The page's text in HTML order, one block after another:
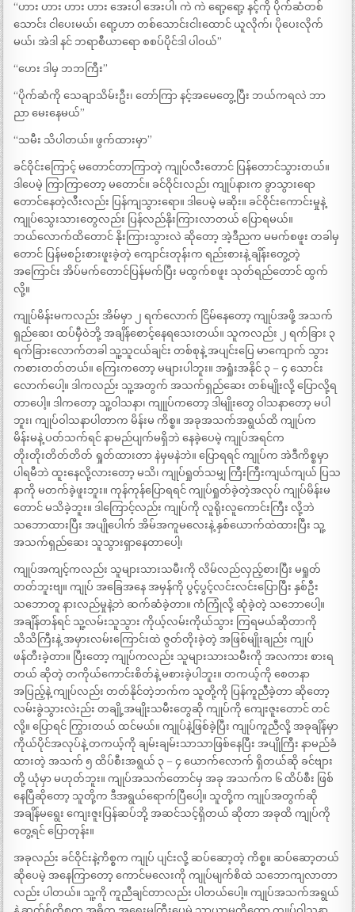
“ဟား ဟား ဟား ဟား အေးပါ အေးပါ၊ ကဲ ကဲ ရော့ရော့ နင့်ကို ပိုက်ဆံတစ်
သောင်း ငါပေးမယ်၊ ရော့ဟာ တစ်သောင်းငါးထောင် ယူလိုက်၊ ပိုပေးလိုက်
မယ်၊ အဲဒါ နင် ဘရာစီယာရော စစပ်ပိုင်ဒါ ပါဝယ်”
“ဟေး ဒါမှ ဘဘကြီး”
“ပိုက်ဆံကို သေချာသိမ်းဦး၊ တော်ကြာ နင့်အမေတွေ့ပြီး ဘယ်ကရလဲ ဘာ
ညာ မေးနေမယ်”
“သမီး သိပါတယ်။ ဖွက်ထားမှာ”
ခင်ဝိုင်းကြောင့် မတောင်တာကြာတဲ့ ကျုပ်လီးတောင် ပြန်တောင်သွားတယ်။
ဒါပေမဲ့ ကြာကြာတော့ မတောင်။ ခင်ဝိုင်းလည်း ကျုပ်နားက ခွာသွားရော
တောင်နေတဲ့လီးလည်း ပြန်ကျသွားရော။ ဒါပေမဲ့ မဆိုး။ ခင်ဝိုင်းကောင်းမှုနဲ့
ကျုပ်သွေးသားတွေလည်း ပြန်လည်နိုးကြားလာတယ် ပြောရမယ်။
ဘယ်လောက်ထိတောင် နိုးကြားသွားလဲ ဆိုတော့ အဲ့ဒီညက မမက်စဖူး တခါမှ
တောင် ပြန်မစဉ်းစားဖူးခဲ့တဲ့ ကျောင်းတုန်းက ရည်းစားနဲ့ ချိန်းတွေ့တဲ့
အကြောင်း အိပ်မက်တောင်ပြန်မက်ပြီး မထွက်စဖူး သုတ်ရည်တောင် ထွက်
လို့။
ကျုပ်မိန်းမကလည်း အိမ်မှာ ၂ ရက်လောက် ငြိမ်နေတော့ ကျုပ်အဖို့ အသက်
ရှည်ဆေး ထပ်မှီဝဲဘို့ အချိန်စောင့်နေရသေးတယ်။ သူကလည်း ၂ ရက်ခြား ၃
ရက်ခြားလောက်တခါ သူ့သူငယ်ချင်း တစ်စုနဲ့ အပျင်းပြေ မာကျောက် သွား
ကစားတတ်တယ်။ ကြေးကတော့ မများပါဘူး။ အရှုံးအနိုင် ၃ – ၄ သောင်း
လောက်ပေါ့။ ဒါကလည်း သူ့အတွက် အသက်ရှည်ဆေး တစ်မျိုးလို့ ပြောလို့ရ
တာပေါ့။ ဒါကတော့ သူ့ဝါသနာ၊ ကျုုပ်ကတော့ ဒါမျိုးတွေ ဝါသနာတော့ မပါ
ဘူး၊ ကျုပ်ဝါသနာပါတာက မိန်းမ ကိစ္စ။ အခုအသက်အရွယ်ထိ ကျုပ်က
မိန်းမနဲ့ ပတ်သက်ရင် နာမည်ပျက်မရှိဘဲ နေခဲ့ပေမဲ့ ကျုပ်အရင်က
တိုးတိုးတိတ်တိတ် ရှုတ်ထားတာ နဲမှမနဲဘဲ။ ပြောရရင် ကျုပ်က အဲဒီကိစ္စမှာ
ပါရမီဘဲ ထူးနေလို့လားတော့ မသိ၊ ကျုပ်ရှုတ်သမျှ ကြီးကြီးကျယ်ကျယ် ပြသ
နာကို မတက်ခဲ့ဖူးဘူး။ ကုန်ကုန်ပြောရရင် ကျုပ်ရှုတ်ခဲ့တဲ့အလုပ် ကျုပ်မိန်းမ
တောင် မသိခဲ့ဘူး။ ဒါကြောင့်လည်း ကျုပ်ကို လူရိုးလူကောင်းကြီး လို့ဘဲ
သဘောထားပြီး အပျိုပေါက် အိမ်အကူမလေးနဲ့ နှစ်ယောက်ထဲထားပြီး သူ့
အသက်ရှည်ဆေး သူသွားရှာနေတာပေါ့၊
ကျုပ်အကျင့်ကလည်း သူများသားသမီးကို လိမ်လည်လှည့်စားပြီး မရှုတ်
တတ်ဘူးဗျ။ ကျုပ် အခြေအနေ အမှန်ကို ပွင့်ပွင့်လင်းလင်းပြောပြီး နှစ်ဦး
သဘောတူ နားလည်မှုနဲ့ဘဲ ဆက်ဆံခဲ့တာ။ ကံကြုံလို့ ဆုံခဲ့တဲ့ သဘောပေါ့။
အချိန်တန်ရင် သူ့လမ်းသူသွား ကိုယ့်လမ်းကိုယ်သွား ကြရမယ်ဆိုတာကို
သိသိကြီးနဲ့ အမှားလမ်းကြောင်းထဲ ဇွတ်တိုးခဲ့တဲ့ အဖြစ်မျိုးချည်း ကျုပ်
ဖန်တီးခဲ့တာ။ ပြီးတော့ ကျုပ်ကလည်း သူများသားသမီးကို အလကား စားရ
တယ် ဆိုတဲ့ တကိုယ်ကောင်းစိတ်နဲ့ မစားခဲ့ပါဘူး။ တကယ့်ကို စေတနာ
အပြည့်နဲ့ ကျုပ်လည်း တတ်နိုင်တဲ့ဘက်က သူတို့ကို ပြန်ကူညီခဲ့တာ ဆိုတော့
လမ်းခွဲသွားလဲးည်း တချို့အမျိုးသမီးတွေဆို ကျုပ်ကို ကျေးဇူးတောင် တင်
လို့။ ပြောရင် ကြွားတယ် ထင်မယ်။ ကျုပ်နဲ့ဖြစ်ခဲ့ပြီး ကျုပ်ကူညီလို့ အခုချိန်မှာ
ကိုယ်ပိုင်အလုပ်နဲ့ တကယ့်ကို ချမ်းချမ်းသာသာဖြစ်နေပြီး အပျိုကြီး နာမည်ခံ
ထားတဲ့ အသက် ၅ ထိပ်စီးအရွယ် ၃ – ၄ ယောက်လောက် ရှိတယ်ဆို ခင်ဗျား
တို့ ယုံမှာ မဟုတ်ဘူး။ ကျုပ်အသက်တောင်မှ အခု အသက်က ၆ ထိပ်စီး ဖြစ်
နေပြီဆိုတော့ သူတို့က ဒီအရွယ်ရောက်ပြီပေါ့။ သူတို့က ကျုပ်အတွက်ဆို
အချိန်မရွေး ကျေးဇူးပြန်ဆပ်ဘို့ အဆင်သင့်ရှိတယ် ဆိုတာ အခုထိ ကျုပ်ကို
တွေ့ရင် ပြောတုန်း။
အခုလည်း ခင်ဝိုင်းနဲ့ကိစ္စက ကျုပ် ပျင်းလို့ ဆပ်ဆော့တဲ့ ကိစ္စ။ ဆပ်ဆော့တယ်
ဆိုပေမဲ့ အနေကြာတော့ ကောင်မလေးကို ကျုပ်မျက်စိထဲ သဘောကျလာတာ
လည်း ပါတယ်။ သူ့ကို ကူညီချင်တာလည်း ပါတယ်ပေါ့။ ကျုပ်အသက်အရွယ်